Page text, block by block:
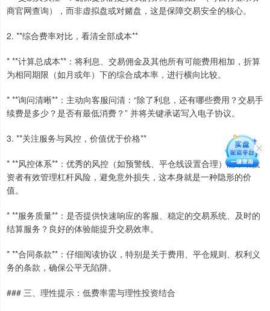
商官网查询），而非虚拟盘或对赌盘，这是保障交易安全的核心。
2. **综合费率对比，看清全部成本**
* **计算总成本**：将利息、交易佣金及其他所有可能费用相加，折算
为相同期限（如月或年）下的综合成本率，进行横向比较。
* **询问清晰**：主动向客服问清：“除了利息，还有哪些费用？交易手
续费是多少？是否有最低消费？” 并将关键承诺写入电子协议。
3. **关注服务与风控，价值优于价格**
* **风控体系**：优秀的风控（如预警线、平仓线设置合理）能帮助投
资者有效管理杠杆风险，避免意外损失，这本身就是一种隐形的价
值。
* **服务质量**：是否提供快速响应的客服、稳定的交易系统、及时的
结算服务？良好的体验能提升交易效率。
* **合同条款**：仔细阅读协议，特别是关于费用、平仓规则、权利义
务的条款，确保公平无陷阱。
### 三、理性提示：低费率需与理性投资结合